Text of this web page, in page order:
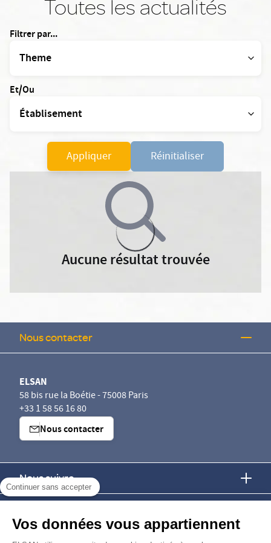
Continuer sans accepter
Vos données vous appartiennent
Toutes les actualités
Filtrer par...
Et/Ou
Appliquer Réinitialiser
Aucune résultat trouvée
Nous contacter
ELSAN
58 bis rue la Boétie - 75008 Paris
+33 1 58 56 16 80
Nous contacter
Nous suivre
Nous rejoindre